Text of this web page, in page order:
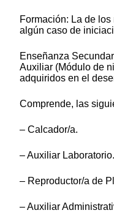
Formación: La de
algún caso de
Enseñanza
Auxiliar (Módulo de
adquiridos en el
Comprende, las
– Calcador/a.
– Auxiliar Laboratorio.
– Reproductor/a de
– Auxiliar